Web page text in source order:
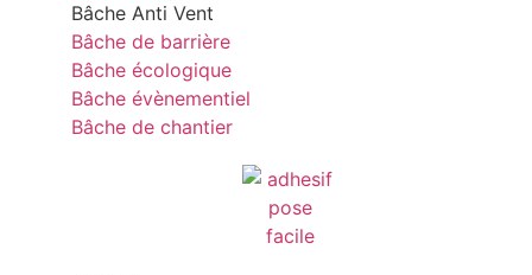
Bâche Anti Vent
Bâche de barrière
Bâche écologique
Bâche évènementiel
Bâche de chantier